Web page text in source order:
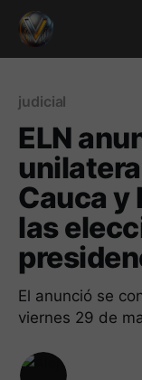
judicial
ELN
Cauca y
las
El anunció se
viernes 29 de